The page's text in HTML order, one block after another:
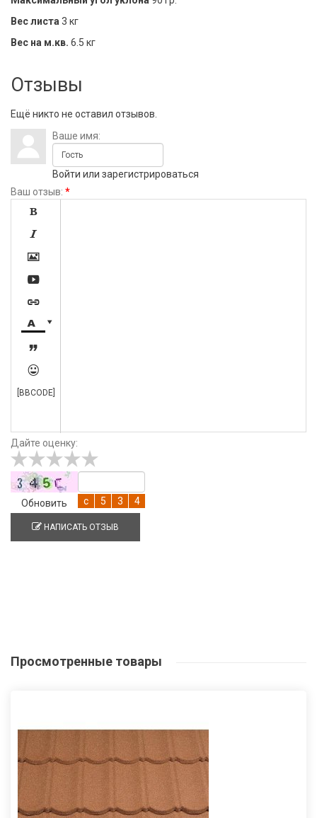
Вес листа 3 кг
Вес на м.кв. 6.5 кг
Отзывы
Ещё никто не оставил отзывов.
Ваше имя:
Войти или зарегистрироваться
Ваш отзыв: *









[BBCODE]
Дайте оценку:
Обновить
НАПИСАТЬ ОТЗЫВ
Просмотренные товары